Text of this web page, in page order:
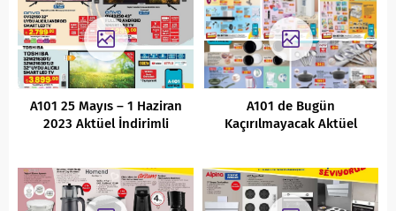
A101 25 Mayıs – 1 Haziran
2023 Aktüel İndirimli
A101 de Bugün
Kaçırılmayacak Aktüel